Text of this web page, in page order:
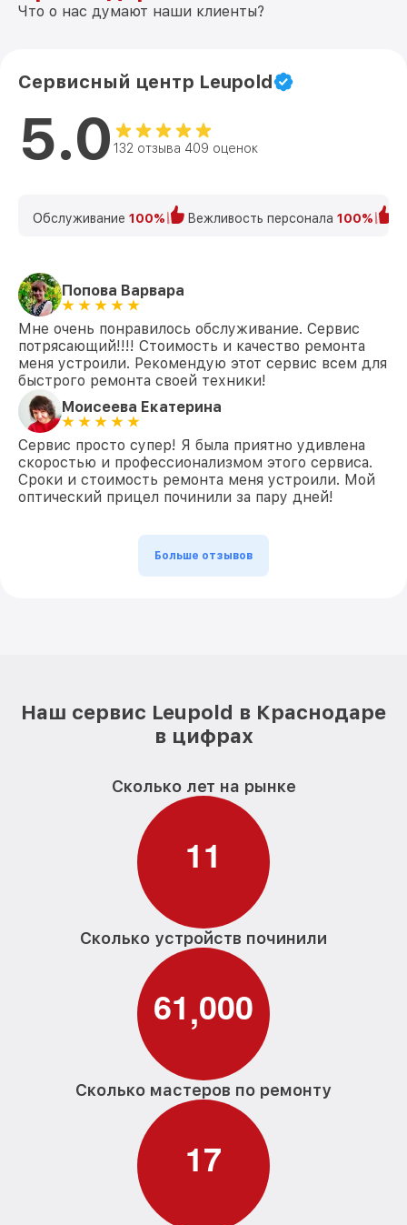
Что о нас думают наши клиенты?
Сервисный центр Leupold
5.0 132 отзыва 409 оценок
Обслуживание 100% Вежливость персонала 100%
Попова Варвара
Мне очень понравилось обслуживание. Сервис
потрясающий!!!! Стоимость и качество ремонта
меня устроили. Рекомендую этот сервис всем для
быстрого ремонта своей техники!
Моисеева Екатерина
Сервис просто супер! Я была приятно удивлена
скоростью и профессионализмом этого сервиса.
Сроки и стоимость ремонта меня устроили. Мой
оптический прицел починили за пару дней!
Больше отзывов
Наш сервис Leupold в Краснодаре
в цифрах
Сколько лет на рынке
11
Сколько устройств починили
61,000
Сколько мастеров по ремонту
17